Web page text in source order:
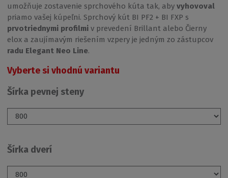
umožňuje zostavenie sprchového kúta tak, abyvyhovoval
priamo vašej kúpeľni. Sprchový kút BI PF2 + BI FXP s
prvotriednymi profilmi v prevedení Brillant alebo Čierny
elox a zaujímavým riešením vzpery je jedným zo zástupcov
radu Elegant Neo Line.
Vyberte si vhodnú variantu
Šírka pevnej steny
Šírka dverí